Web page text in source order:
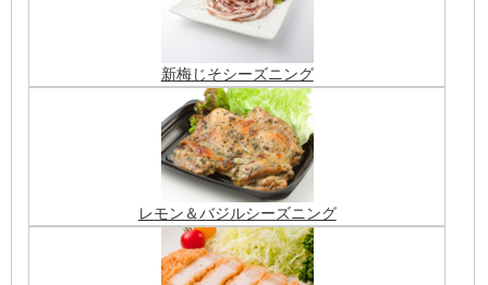
新梅じそシーズニング
レモン＆バジルシーズニング